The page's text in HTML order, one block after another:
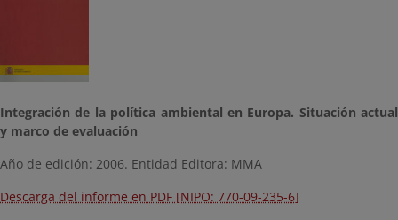
Integración de la política ambiental en Europa. Situación actual
y marco de evaluación
Año de edición: 2006. Entidad Editora: MMA
Descarga del informe en PDF [NIPO: 770-09-235-6]